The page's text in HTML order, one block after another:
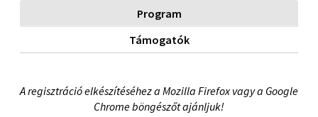
Program
Támogatók
A regisztráció elkészítéséhez a Mozilla Firefox vagy a Google
Chrome böngészőt ajánljuk!